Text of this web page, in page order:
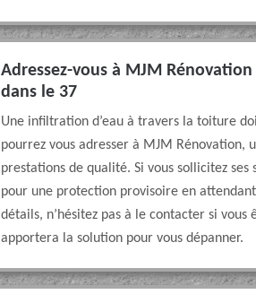
Adressez-vous à MJM
dans le 37
Une infiltration d’eau à travers la toiture
pourrez vous adresser à MJM Rénovation,
prestations de qualité. Si vous sollicitez
pour une protection provisoire en
détails, n’hésitez pas à le contacter si
apportera la solution pour vous dépanner.